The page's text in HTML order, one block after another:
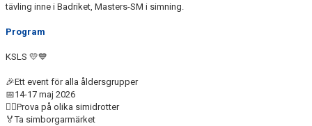
VÅRA TÄVLINGAR
VÅRA EVENEMANG
VERKSAMHETSHANDBOK
tävling inne i Badriket, Masters-SM i simning.
Program
KSLS 💛💙
🎉Ett event för alla åldersgrupper
📅14-17 maj 2026
🏊‍♂️Prova på olika simidrotter
🏅Ta simborgarmärket